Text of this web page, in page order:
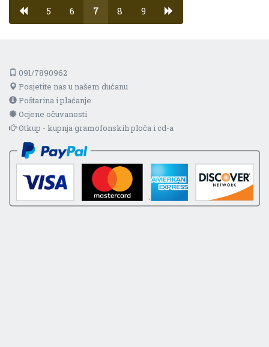
5 6 7 8 9
091/7890962
Posjetite nas u našem dućanu
Poštarina i plaćanje
Ocjene očuvanosti
Otkup - kupnja gramofonskih ploča i cd-a